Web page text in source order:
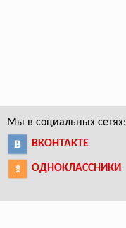
Мы в социальных сетях:
ВКОНТАКТЕ
ОДНОКЛАССНИКИ